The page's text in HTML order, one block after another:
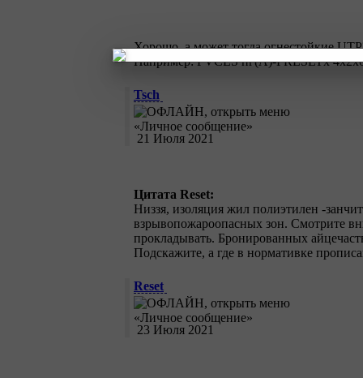
Хорошо, а может тогда огнестойкие
Например: PVCLS нг(А)-FRLSLTx
Tsch
21 Июля 2021
Цитата Reset:
Низзя, изоляция жил полиэтилен -
взрывопожароопасных зон. Смотрите
прокладывать. Бронированных
Подскажите, а где в нормативке
Reset
23 Июля 2021